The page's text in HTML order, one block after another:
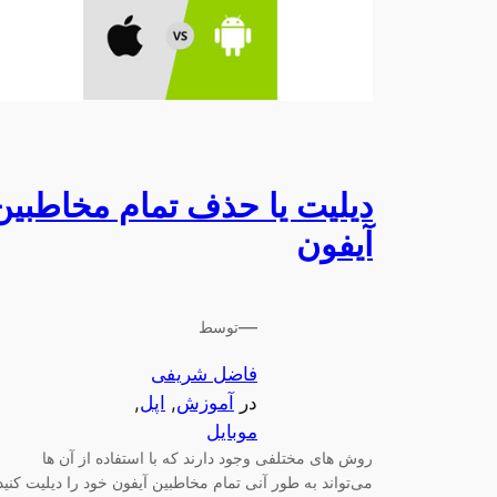
دیلیت یا حذف تمام
آیفون
—توسط
فاضل شریفی
در
آموزش, اپل,
موبایل
روش های مختلفی وجود دارند که با استفاده از آن ها
می‌تواند به طور آنی تمام مخاطبین آیفون خود را دیلیت